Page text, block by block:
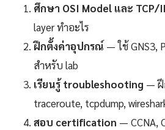
ศึกษา OSI Model และ TCP/
layer ทำอะไร
ฝึกตั้งค่าอุปกรณ์ — ใช้ GNS3,
สำหรับ lab
เรียนรู้ troubleshooting — ฝึ
traceroute, tcpdump,
สอบ certification — CCNA,